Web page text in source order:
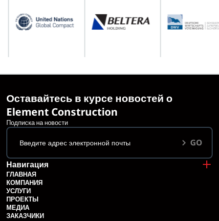
Оставайтесь в курсе новостей о
Element Construction
Подписка на новости
GO
Навигация
ГЛАВНАЯ
КОМПАНИЯ
УСЛУГИ
ПРОЕКТЫ
МЕДИА
ЗАКАЗЧИКИ